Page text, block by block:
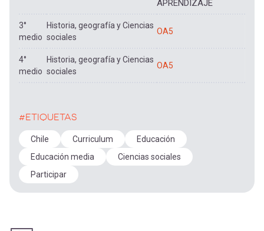
APRENDIZAJE
3°
medio
Historia, geografía y Ciencias
sociales
OA5
4°
medio
Historia, geografía y Ciencias
sociales
OA5
#ETIQUETAS
Chile Curriculum
Educación
Educación media
Ciencias sociales
Participar